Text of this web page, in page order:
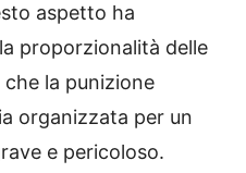
aspetto ha
proporzionalità delle
la punizione
organizzata per un
e pericoloso.